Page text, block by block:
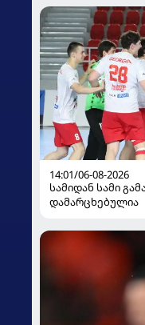
14:01/06-08-2026
სამიდან სამი
დამარცხებულია